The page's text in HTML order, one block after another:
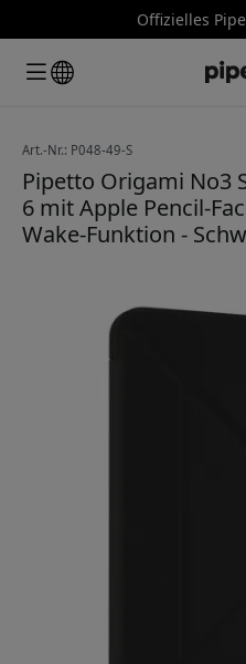
Offizielles
Art.-Nr.: P048-49-S
Pipetto Origami No3
6 mit Apple Pencil-
Wake-Funktion -